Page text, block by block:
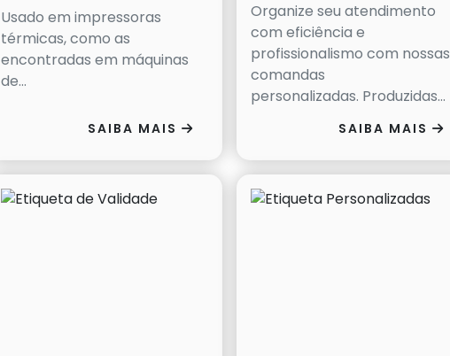
Usado em impressoras
térmicas, como as
encontradas em máquinas
de...
SAIBA MAIS
Organize seu atendimento
com eficiência e
profissionalismo com nossas
comandas
personalizadas. Produzidas...
SAIBA MAIS